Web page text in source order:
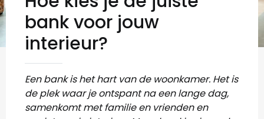
bank voor jouw
interieur?
Een bank is het hart van de woonkamer. Het is
de plek waar je ontspant na een lange dag,
samenkomt met familie en vrienden en